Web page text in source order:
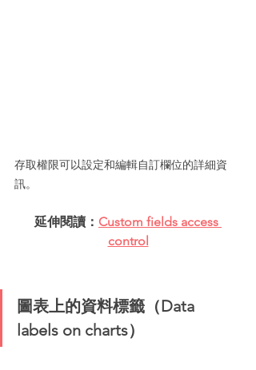
存取權限可以設定和編輯自訂欄位的詳細資
訊。
延伸閱讀： Custom fields access
control
圖表上的資料標籤（Data
labels on charts）